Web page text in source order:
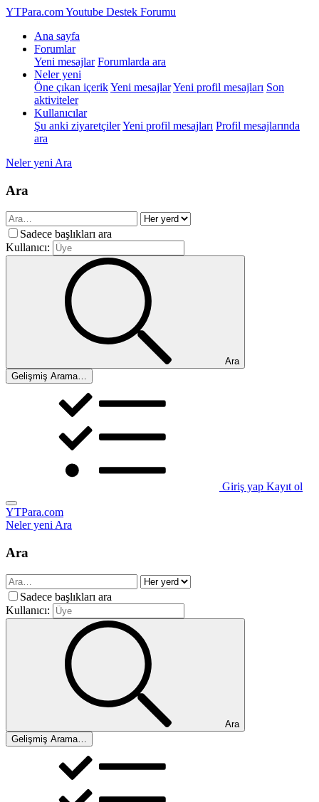
YTPara.comYoutube Destek Forumu
Ana sayfa
Forumlar
Yeni mesajlar Forumlarda ara
Neler yeni
Öne çıkan içerikYeni mesajlarYeni profil mesajları Son
aktiviteler
Kullanıcılar
Şu anki ziyaretçilerYeni profil mesajları Profil mesajlarında
ara
Neler yeni Ara
Ara
Sadece başlıkları ara
Kullanıcı:
Ara
Gelişmiş Arama…
Giriş yap Kayıt ol
YTPara.com
Neler yeniAra
Ara
Sadece başlıkları ara
Kullanıcı:
Ara
Gelişmiş Arama…